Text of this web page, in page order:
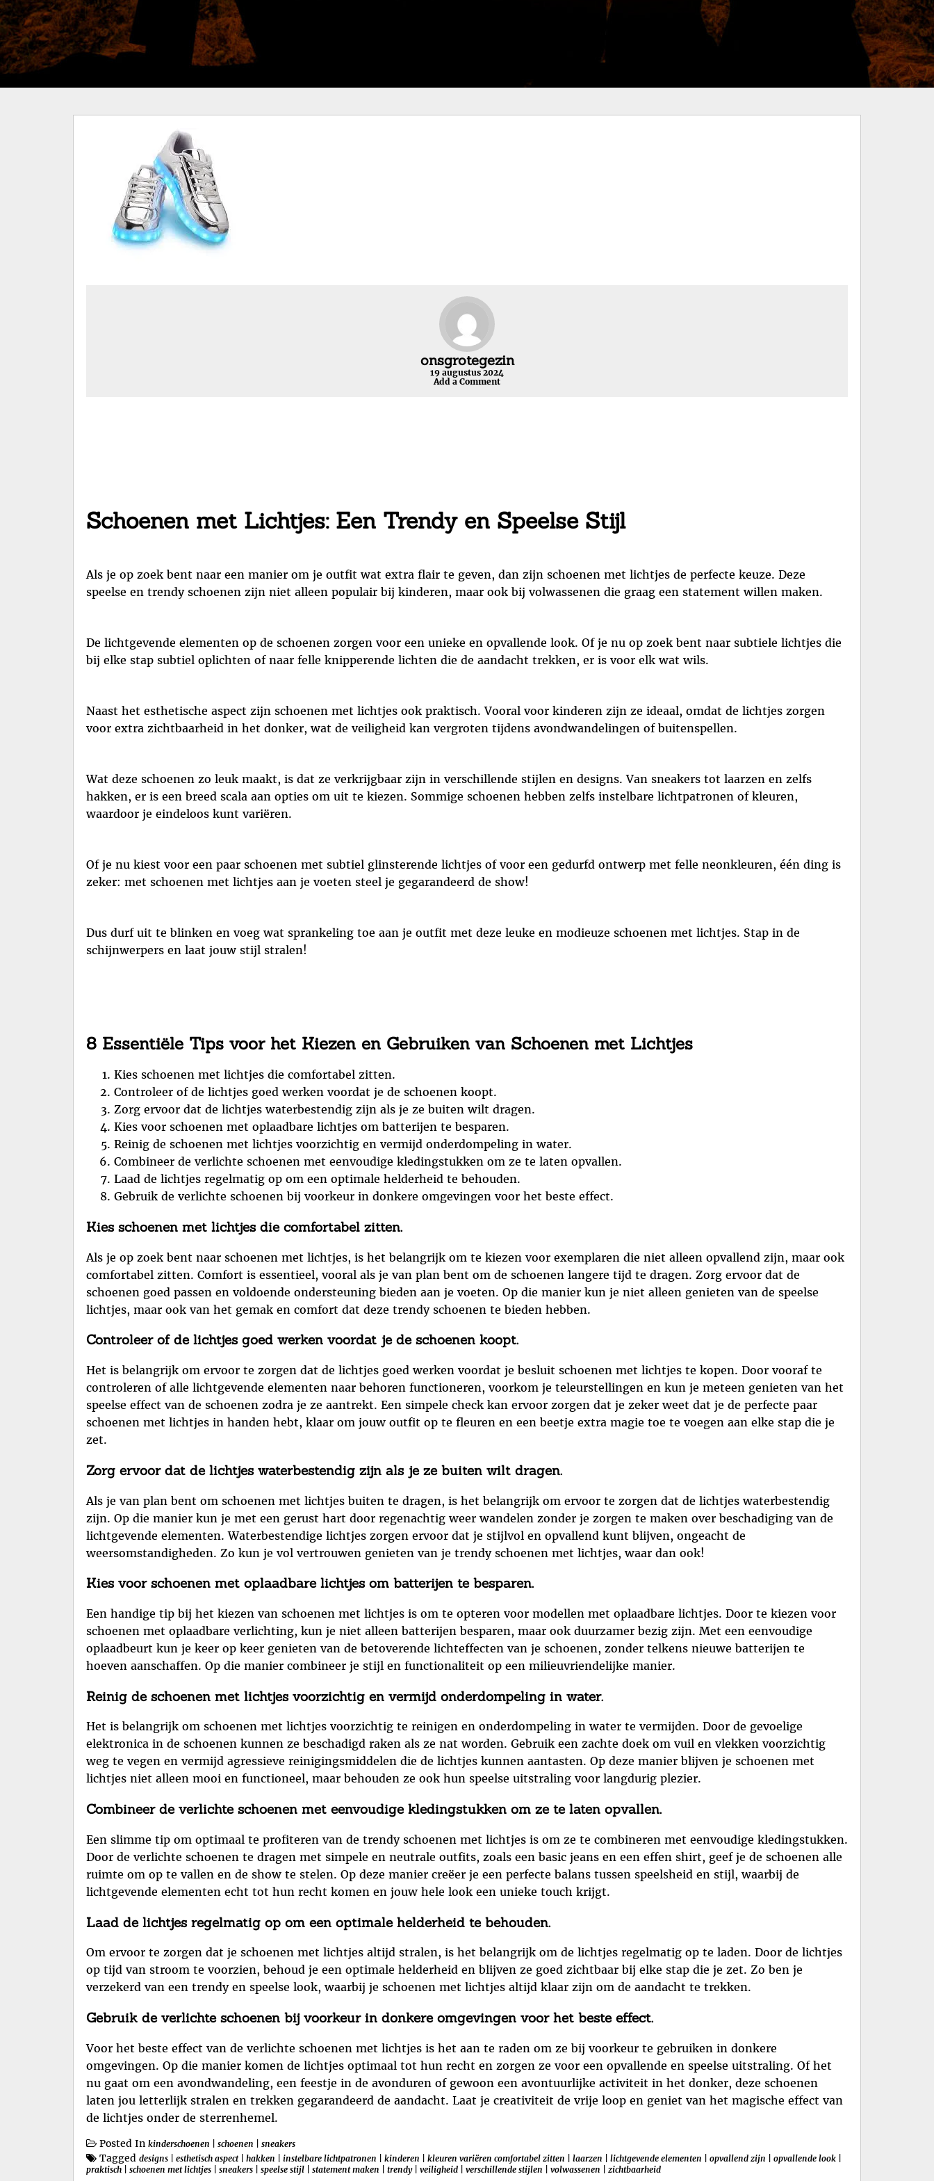
onsgrotegezin
19 augustus 2024
Add a Comment
Schoenen met Lichtjes: Een Trendy en Speelse Stijl
Als je op zoek bent naar een manier om je outfit wat extra flair te geven, dan zijn schoenen met lichtjes de perfecte keuze. Deze
speelse en trendy schoenen zijn niet alleen populair bij kinderen, maar ook bij volwassenen die graag een statement willen maken.
De lichtgevende elementen op de schoenen zorgen voor een unieke en opvallende look. Of je nu op zoek bent naar subtiele lichtjes die
bij elke stap subtiel oplichten of naar felle knipperende lichten die de aandacht trekken, er is voor elk wat wils.
Naast het esthetische aspect zijn schoenen met lichtjes ook praktisch. Vooral voor kinderen zijn ze ideaal, omdat de lichtjes zorgen
voor extra zichtbaarheid in het donker, wat de veiligheid kan vergroten tijdens avondwandelingen of buitenspellen.
Wat deze schoenen zo leuk maakt, is dat ze verkrijgbaar zijn in verschillende stijlen en designs. Van sneakers tot laarzen en zelfs
hakken, er is een breed scala aan opties om uit te kiezen. Sommige schoenen hebben zelfs instelbare lichtpatronen of kleuren,
waardoor je eindeloos kunt variëren.
Of je nu kiest voor een paar schoenen met subtiel glinsterende lichtjes of voor een gedurfd ontwerp met felle neonkleuren, één ding is
zeker: met schoenen met lichtjes aan je voeten steel je gegarandeerd de show!
Dus durf uit te blinken en voeg wat sprankeling toe aan je outfit met deze leuke en modieuze schoenen met lichtjes. Stap in de
schijnwerpers en laat jouw stijl stralen!
8 Essentiële Tips voor het Kiezen en Gebruiken van Schoenen met Lichtjes
Kies schoenen met lichtjes die comfortabel zitten.
Controleer of de lichtjes goed werken voordat je de schoenen koopt.
Zorg ervoor dat de lichtjes waterbestendig zijn als je ze buiten wilt dragen.
Kies voor schoenen met oplaadbare lichtjes om batterijen te besparen.
Reinig de schoenen met lichtjes voorzichtig en vermijd onderdompeling in water.
Combineer de verlichte schoenen met eenvoudige kledingstukken om ze te laten opvallen.
Laad de lichtjes regelmatig op om een optimale helderheid te behouden.
Gebruik de verlichte schoenen bij voorkeur in donkere omgevingen voor het beste effect.
Kies schoenen met lichtjes die comfortabel zitten.
Als je op zoek bent naar schoenen met lichtjes, is het belangrijk om te kiezen voor exemplaren die niet alleen opvallend zijn, maar ook
comfortabel zitten. Comfort is essentieel, vooral als je van plan bent om de schoenen langere tijd te dragen. Zorg ervoor dat de
schoenen goed passen en voldoende ondersteuning bieden aan je voeten. Op die manier kun je niet alleen genieten van de speelse
lichtjes, maar ook van het gemak en comfort dat deze trendy schoenen te bieden hebben.
Controleer of de lichtjes goed werken voordat je de schoenen koopt.
Het is belangrijk om ervoor te zorgen dat de lichtjes goed werken voordat je besluit schoenen met lichtjes te kopen. Door vooraf te
controleren of alle lichtgevende elementen naar behoren functioneren, voorkom je teleurstellingen en kun je meteen genieten van het
speelse effect van de schoenen zodra je ze aantrekt. Een simpele check kan ervoor zorgen dat je zeker weet dat je de perfecte paar
schoenen met lichtjes in handen hebt, klaar om jouw outfit op te fleuren en een beetje extra magie toe te voegen aan elke stap die je
zet.
Zorg ervoor dat de lichtjes waterbestendig zijn als je ze buiten wilt dragen.
Als je van plan bent om schoenen met lichtjes buiten te dragen, is het belangrijk om ervoor te zorgen dat de lichtjes waterbestendig
zijn. Op die manier kun je met een gerust hart door regenachtig weer wandelen zonder je zorgen te maken over beschadiging van de
lichtgevende elementen. Waterbestendige lichtjes zorgen ervoor dat je stijlvol en opvallend kunt blijven, ongeacht de
weersomstandigheden. Zo kun je vol vertrouwen genieten van je trendy schoenen met lichtjes, waar dan ook!
Kies voor schoenen met oplaadbare lichtjes om batterijen te besparen.
Een handige tip bij het kiezen van schoenen met lichtjes is om te opteren voor modellen met oplaadbare lichtjes. Door te kiezen voor
schoenen met oplaadbare verlichting, kun je niet alleen batterijen besparen, maar ook duurzamer bezig zijn. Met een eenvoudige
oplaadbeurt kun je keer op keer genieten van de betoverende lichteffecten van je schoenen, zonder telkens nieuwe batterijen te
hoeven aanschaffen. Op die manier combineer je stijl en functionaliteit op een milieuvriendelijke manier.
Reinig de schoenen met lichtjes voorzichtig en vermijd onderdompeling in water.
Het is belangrijk om schoenen met lichtjes voorzichtig te reinigen en onderdompeling in water te vermijden. Door de gevoelige
elektronica in de schoenen kunnen ze beschadigd raken als ze nat worden. Gebruik een zachte doek om vuil en vlekken voorzichtig
weg te vegen en vermijd agressieve reinigingsmiddelen die de lichtjes kunnen aantasten. Op deze manier blijven je schoenen met
lichtjes niet alleen mooi en functioneel, maar behouden ze ook hun speelse uitstraling voor langdurig plezier.
Combineer de verlichte schoenen met eenvoudige kledingstukken om ze te laten opvallen.
Een slimme tip om optimaal te profiteren van de trendy schoenen met lichtjes is om ze te combineren met eenvoudige kledingstukken.
Door de verlichte schoenen te dragen met simpele en neutrale outfits, zoals een basic jeans en een effen shirt, geef je de schoenen alle
ruimte om op te vallen en de show te stelen. Op deze manier creëer je een perfecte balans tussen speelsheid en stijl, waarbij de
lichtgevende elementen echt tot hun recht komen en jouw hele look een unieke touch krijgt.
Laad de lichtjes regelmatig op om een optimale helderheid te behouden.
Om ervoor te zorgen dat je schoenen met lichtjes altijd stralen, is het belangrijk om de lichtjes regelmatig op te laden. Door de lichtjes
op tijd van stroom te voorzien, behoud je een optimale helderheid en blijven ze goed zichtbaar bij elke stap die je zet. Zo ben je
verzekerd van een trendy en speelse look, waarbij je schoenen met lichtjes altijd klaar zijn om de aandacht te trekken.
Gebruik de verlichte schoenen bij voorkeur in donkere omgevingen voor het beste effect.
Voor het beste effect van de verlichte schoenen met lichtjes is het aan te raden om ze bij voorkeur te gebruiken in donkere
omgevingen. Op die manier komen de lichtjes optimaal tot hun recht en zorgen ze voor een opvallende en speelse uitstraling. Of het
nu gaat om een avondwandeling, een feestje in de avonduren of gewoon een avontuurlijke activiteit in het donker, deze schoenen
laten jou letterlijk stralen en trekken gegarandeerd de aandacht. Laat je creativiteit de vrije loop en geniet van het magische effect van
de lichtjes onder de sterrenhemel.
Posted In kinderschoenen schoenen sneakers
Tagged designs esthetisch aspect| hakken instelbare lichtpatronen kinderen kleuren variëren comfortabel zitten laarzen lichtgevende elementen opvallend zijn opvallende look
praktisch
schoenen met lichtjes sneakers speelse stijl statement maken trendy| veiligheid verschillende stijlen volwassenen zichtbaarheid